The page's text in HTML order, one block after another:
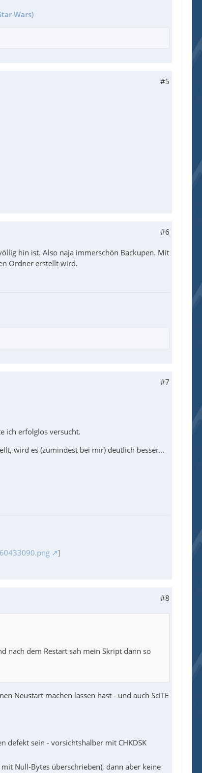
Wars)
#5
#6
hin ist. Also naja immerschön Backupen. Mit
Ordner erstellt wird.
#7
ich erfolglos versucht.
wird es (zumindest bei mir) deutlich besser...
]
#8
nach dem Restart sah mein Skript dann so
Neustart machen lassen hast - und auch SciTE
defekt sein - vorsichtshalber mit CHKDSK
Null-Bytes überschrieben), dann aber keine